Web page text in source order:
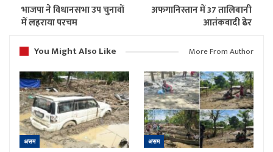
भाजपा ने विधानसभा उप चुनावों
में लहराया परचम
अफगानिस्तान में 37 तालिबानी
आतंकवादी ढेर
You Might Also Like
More From Author
असम असम